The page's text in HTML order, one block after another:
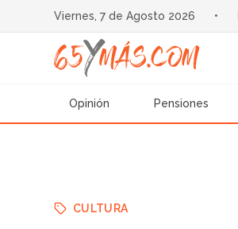
Viernes, 7 de Agosto 2026 •
Opinión Pensiones
CULTURA